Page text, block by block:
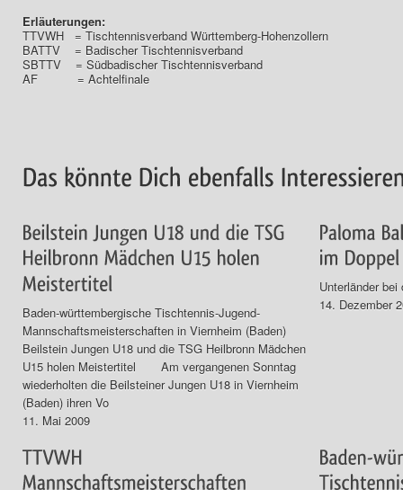
Erläuterungen:
TTVWH = Tischtennisverband Württemberg-Hohenzollern
BATTV = Badischer Tischtennisverband
SBTTV = Südbadischer Tischtennisverband
AF = Achtelfinale
Baden-württembergische Tischtennis-Jugend-
Mannschaftsmeisterschaften in Viernheim (Baden)
Beilstein Jungen U18 und die TSG Heilbronn Mädchen
U15 holen Meistertitel Am vergangenen Sonntag
wiederholten die Beilsteiner Jungen U18 in Viernheim
(Baden) ihren Vo
11. Mai 2009
Unterländer bei
14. Dezember